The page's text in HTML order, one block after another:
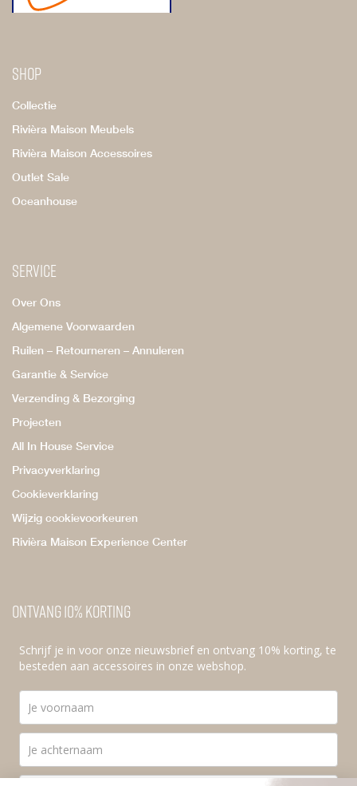
Shop
Collectie
Rivièra Maison Meubels
Rivièra Maison Accessoires
Outlet Sale
Oceanhouse
Service
Over Ons
Algemene Voorwaarden
Ruilen – Retourneren – Annuleren
Garantie & Service
Verzending & Bezorging
Projecten
All In House Service
Privacyverklaring
Cookieverklaring
Wijzig cookievoorkeuren
Rivièra Maison Experience Center
Ontvang 10% korting
Schrijf je in voor onze nieuwsbrief en ontvang 10% korting, te
besteden aan accessoires in onze webshop.